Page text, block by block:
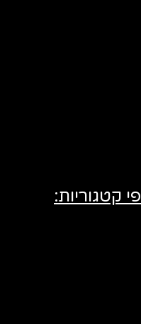
קטגוריות: